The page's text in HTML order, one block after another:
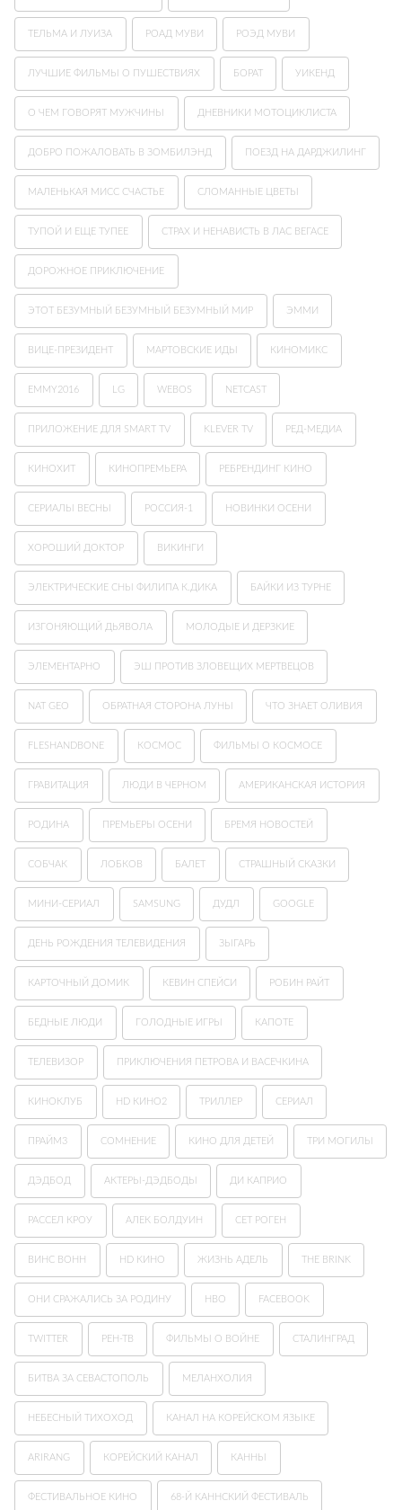
ТЕЛЬМА И ЛУИЗА РОАД МУВИ РОЭД МУВИ
ЛУЧШИЕ ФИЛЬМЫ О ПУШЕСТВИЯХ БОРАТ УИКЕНД
О ЧЕМ ГОВОРЯТ МУЖЧИНЫ ДНЕВНИКИ МОТОЦИКЛИСТА
ДОБРО ПОЖАЛОВАТЬ В ЗОМБИЛЭНД ПОЕЗД НА ДАРДЖИЛИНГ
МАЛЕНЬКАЯ МИСС СЧАСТЬЕ СЛОМАННЫЕ ЦВЕТЫ
ТУПОЙ И ЕЩЕ ТУПЕЕ СТРАХ И НЕНАВИСТЬ В ЛАС ВЕГАСЕ
ДОРОЖНОЕ ПРИКЛЮЧЕНИЕ
ЭТОТ БЕЗУМНЫЙ БЕЗУМНЫЙ БЕЗУМНЫЙ МИР ЭММИ
ВИЦЕ-ПРЕЗИДЕНТ МАРТОВСКИЕ ИДЫ КИНОМИКС
EMMY2016 LG WEBOS NETCAST
ПРИЛОЖЕНИЕ ДЛЯ SMART TV KLEVER TV РЕД-МЕДИА
КИНОХИТ КИНОПРЕМЬЕРА РЕБРЕНДИНГ КИНО
СЕРИАЛЫ ВЕСНЫ РОССИЯ-1 НОВИНКИ ОСЕНИ
ХОРОШИЙ ДОКТОР ВИКИНГИ
ЭЛЕКТРИЧЕСКИЕ СНЫ ФИЛИПА К.ДИКА БАЙКИ ИЗ ТУРНЕ
ИЗГОНЯЮЩИЙ ДЬЯВОЛА МОЛОДЫЕ И ДЕРЗКИЕ
ЭЛЕМЕНТАРНО ЭШ ПРОТИВ ЗЛОВЕЩИХ МЕРТВЕЦОВ
NAT GEO ОБРАТНАЯ СТОРОНА ЛУНЫ ЧТО ЗНАЕТ ОЛИВИЯ
FLESHANDBONE КОСМОС ФИЛЬМЫ О КОСМОСЕ
ГРАВИТАЦИЯ ЛЮДИ В ЧЕРНОМ АМЕРИКАНСКАЯ ИСТОРИЯ
РОДИНА ПРЕМЬЕРЫ ОСЕНИ БРЕМЯ НОВОСТЕЙ
СОБЧАК ЛОБКОВ БАЛЕТ СТРАШНЫЙ СКАЗКИ
МИНИ-СЕРИАЛ SAMSUNG ДУДЛ GOOGLE
ДЕНЬ РОЖДЕНИЯ ТЕЛЕВИДЕНИЯ ЗЫГАРЬ
КАРТОЧНЫЙ ДОМИК КЕВИН СПЕЙСИ РОБИН РАЙТ
БЕДНЫЕ ЛЮДИ ГОЛОДНЫЕ ИГРЫ КАПОТЕ
ТЕЛЕВИЗОР ПРИКЛЮЧЕНИЯ ПЕТРОВА И ВАСЕЧКИНА
КИНОКЛУБ HD КИНО2 ТРИЛЛЕР СЕРИАЛ
ПРАЙМ3 СОМНЕНИЕ КИНО ДЛЯ ДЕТЕЙ ТРИ МОГИЛЫ
ДЭДБОД АКТЕРЫ-ДЭДБОДЫ ДИ КАПРИО
РАССЕЛ КРОУ АЛЕК БОЛДУИН СЕТ РОГЕН
ВИНС ВОНН HD КИНО ЖИЗНЬ АДЕЛЬ THE BRINK
ОНИ СРАЖАЛИСЬ ЗА РОДИНУ HBO FACEBOOK
TWITTER РЕН-ТВ ФИЛЬМЫ О ВОЙНЕ СТАЛИНГРАД
БИТВА ЗА СЕВАСТОПОЛЬ МЕЛАНХОЛИЯ
НЕБЕСНЫЙ ТИХОХОД КАНАЛ НА КОРЕЙСКОМ ЯЗЫКЕ
ARIRANG КОРЕЙСКИЙ КАНАЛ КАННЫ
ФЕСТИВАЛЬНОЕ КИНО 68-Й КАННСКИЙ ФЕСТИВАЛЬ